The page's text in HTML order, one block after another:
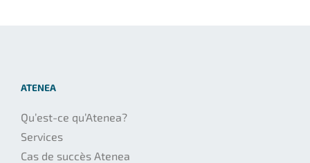
ATENEA
Qu’est-ce qu’Atenea?
Services
Cas de succès Atenea